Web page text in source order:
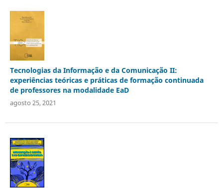
Tecnologias da Informação e da Comunicação II:
experiências teóricas e práticas de formação continuada
de professores na modalidade EaD
agosto 25, 2021